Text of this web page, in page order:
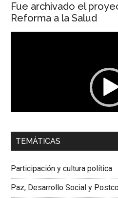
Fue archivado el
Reforma a la Salud
00:00
Dra. Carolina Corcho Mejía,
Colombiana
TEMÁTICAS
Participación y cultura política
Paz, Desarrollo Social y